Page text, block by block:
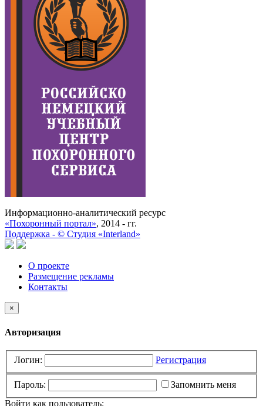
Информационно-аналитический ресурс
«Похоронный портал», 2014 - гг.
Поддержка - © Cтудия «Interland»
О проекте
Размещение рекламы
Контакты
×
Авторизация
Логин: Регистрация
Пароль:
Запомнить меня
Войти как пользователь: